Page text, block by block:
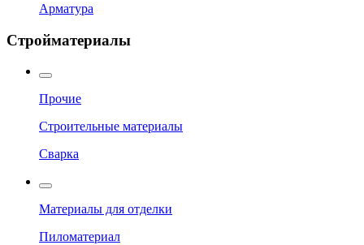
Арматура
Стройматериалы
Прочие
Строительные материалы
Сварка
Материалы для отделки
Пиломатериал